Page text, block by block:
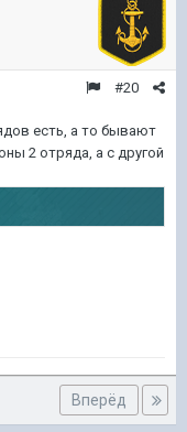
#20
есть, а то бывают
2 отряда, а с другой
Вперёд